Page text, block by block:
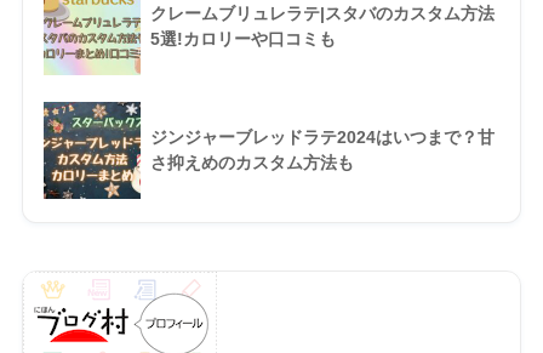
クレームブリュレラテ|スタバのカスタム方法
5選!カロリーや口コミも
ジンジャーブレッドラテ2024はいつまで？甘
さ抑えめのカスタム方法も